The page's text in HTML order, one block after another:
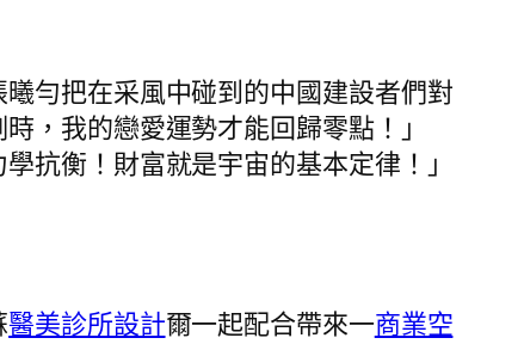
勻把在采風中碰到的中國建設者們對
，我的戀愛運勢才能回歸零點！」
抗衡！財富就是宇宙的基本定律！」
醫美診所設計爾一起配合帶來一商業空